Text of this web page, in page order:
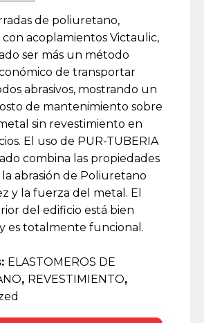
de poliuretano,
acoplamientos Victaulic,
ser más un método
de transportar
abrasivos, mostrando un
de mantenimiento sobre
sin revestimiento en
El uso de PUR-TUBERIA
combina las propiedades
abrasión de Poliuretano
y la fuerza del metal. El
del edificio está bien
es totalmente funcional.
ELASTOMEROS DE
, REVESTIMIENTO,